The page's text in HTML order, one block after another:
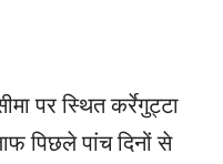
पर स्थित कर्रेगुट्टा
पिछले पांच दिनों से